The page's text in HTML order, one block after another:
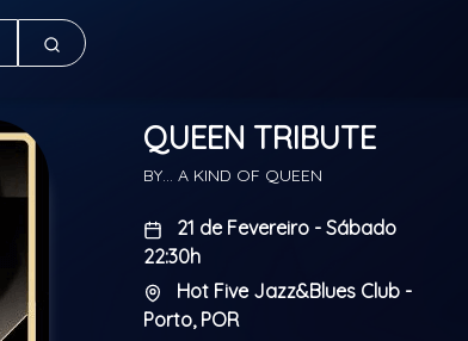
QUEEN TRIBUTE
BY... A KIND OF QUEEN
21 de Fevereiro - Sábado
22:30h
Hot Five Jazz&Blues Club -
Porto, POR